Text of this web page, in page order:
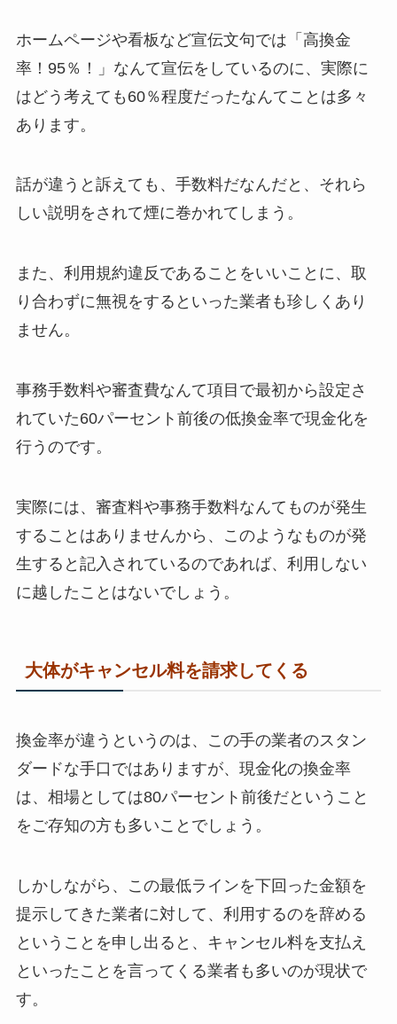
ホームページや看板など宣伝文句では「高換金
率！95％！」なんて宣伝をしているのに、実際に
はどう考えても60％程度だったなんてことは多々
あります。
話が違うと訴えても、手数料だなんだと、それら
しい説明をされて煙に巻かれてしまう。
また、利用規約違反であることをいいことに、取
り合わずに無視をするといった業者も珍しくあり
ません。
事務手数料や審査費なんて項目で最初から設定さ
れていた60パーセント前後の低換金率で現金化を
行うのです。
実際には、審査料や事務手数料なんてものが発生
することはありませんから、このようなものが発
生すると記入されているのであれば、利用しない
に越したことはないでしょう。
大体がキャンセル料を請求してくる
換金率が違うというのは、この手の業者のスタン
ダードな手口ではありますが、現金化の換金率
は、相場としては80パーセント前後だということ
をご存知の方も多いことでしょう。
しかしながら、この最低ラインを下回った金額を
提示してきた業者に対して、利用するのを辞める
ということを申し出ると、キャンセル料を支払え
といったことを言ってくる業者も多いのが現状で
す。